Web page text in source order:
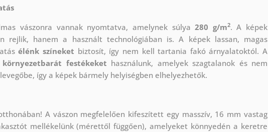
vászonra vannak nyomtatva, amelynek súlya280 g/m2. A képek
rejlik, hanem a használt technológiában is. A képek lassan, magas
élénk színeket biztosít, így nem kell tartania fakó árnyalatoktól. A
környezetbarát festékeket használunk, amelyek szagtalanok és nem
így a képek bármely helyiségben elhelyezhetők.
A vászon megfelelően kifeszített egy masszív, 16 mm vastag
mellékelünk (mérettől függően), amelyeket könnyedén a keretre